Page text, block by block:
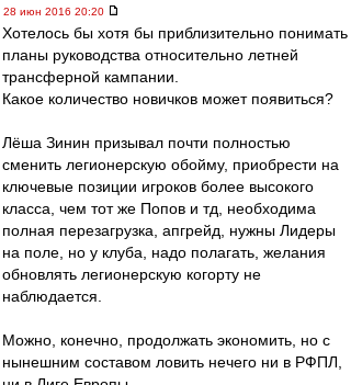
28 июн 2016 20:20
Хотелось бы хотя бы приблизительно понимать
планы руководства относительно летней
трансферной кампании.
Какое количество новичков может появиться?
Лёша Зинин призывал почти полностью
сменить легионерскую обойму, приобрести на
ключевые позиции игроков более высокого
класса, чем тот же Попов и тд, необходима
полная перезагрузка, апгрейд, нужны Лидеры
на поле, но у клуба, надо полагать, желания
обновлять легионерскую когорту не
наблюдается.
Можно, конечно, продолжать экономить, но с
нынешним составом ловить нечего ни в РФПЛ,